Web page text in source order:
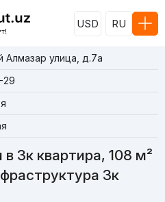
USD RU
Алмазар улица, д.7a
29
3к квартира, 108 м²
3к